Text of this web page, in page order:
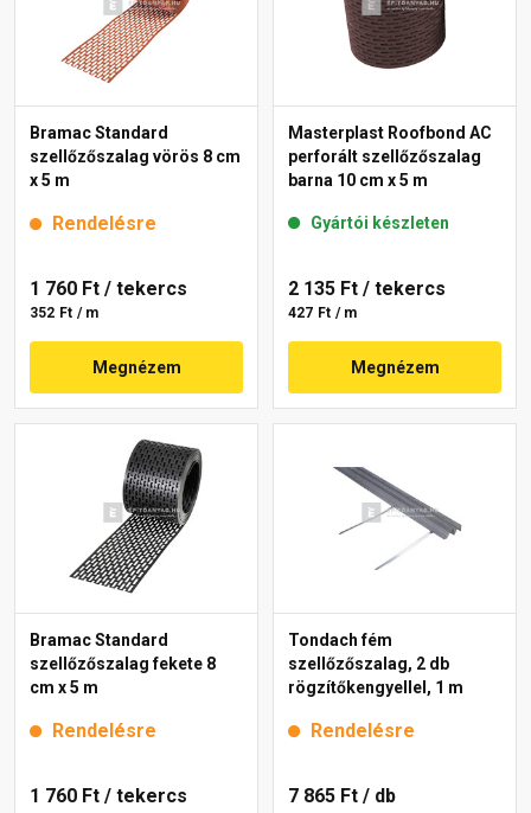
Bramac Standard
szellőzőszalag vörös 8 cm
x 5 m
Rendelésre
1 760 Ft / tekercs
352 Ft / m
Megnézem
Masterplast Roofbond AC
perforált szellőzőszalag
barna 10 cm x 5 m
Gyártói készleten
2 135 Ft / tekercs
427 Ft / m
Megnézem
Bramac Standard
szellőzőszalag fekete 8
cm x 5 m
Rendelésre
1 760 Ft / tekercs
Tondach fém
szellőzőszalag, 2 db
rögzítőkengyellel, 1 m
Rendelésre
7 865 Ft / db